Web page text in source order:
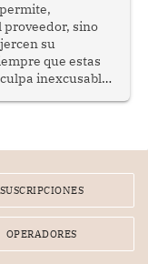
sino
su
que estas
inexcusable
greet con
SUSCRIPCIONES
OPERADORES